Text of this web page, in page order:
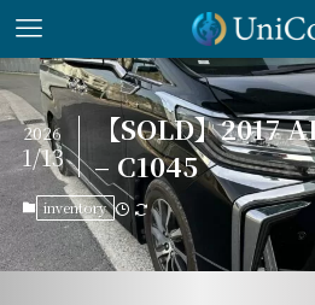
【SOLD】2017
– C1045
2026
1/13
inventory